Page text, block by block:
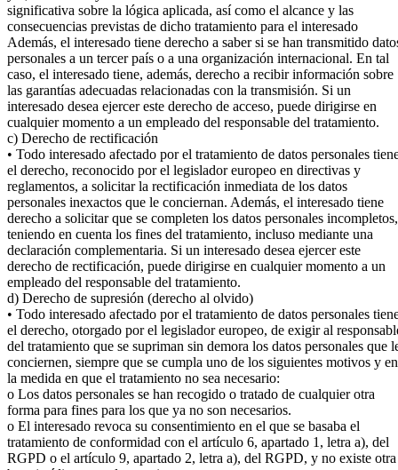
significativa sobre la lógica aplicada, así como el alcance y las
consecuencias previstas de dicho tratamiento para el interesado
Además, el interesado tiene derecho a saber si se han transmitido
personales a un tercer país o a una organización internacional. En tal
caso, el interesado tiene, además, derecho a recibir información sobre
las garantías adecuadas relacionadas con la transmisión. Si un
interesado desea ejercer este derecho de acceso, puede dirigirse en
cualquier momento a un empleado del responsable del tratamiento.
c) Derecho de rectificación
• Todo interesado afectado por el tratamiento de datos personales
el derecho, reconocido por el legislador europeo en directivas y
reglamentos, a solicitar la rectificación inmediata de los datos
personales inexactos que le conciernan. Además, el interesado tiene
derecho a solicitar que se completen los datos personales incompletos,
teniendo en cuenta los fines del tratamiento, incluso mediante una
declaración complementaria. Si un interesado desea ejercer este
derecho de rectificación, puede dirigirse en cualquier momento a un
empleado del responsable del tratamiento.
d) Derecho de supresión (derecho al olvido)
• Todo interesado afectado por el tratamiento de datos personales
el derecho, otorgado por el legislador europeo, de exigir al
del tratamiento que se supriman sin demora los datos personales que
conciernen, siempre que se cumpla uno de los siguientes motivos y en
la medida en que el tratamiento no sea necesario:
o Los datos personales se han recogido o tratado de cualquier otra
forma para fines para los que ya no son necesarios.
o El interesado revoca su consentimiento en el que se basaba el
tratamiento de conformidad con el artículo 6, apartado 1, letra a), del
RGPD o el artículo 9, apartado 2, letra a), del RGPD, y no existe otra